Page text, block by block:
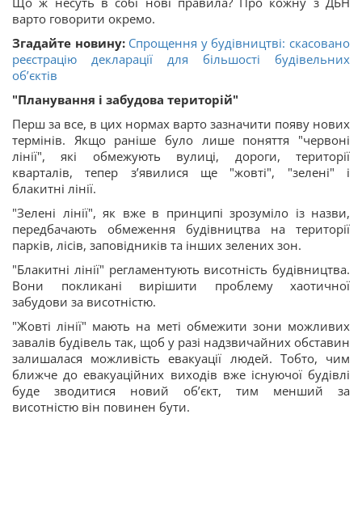
варто говорити окремо.
Згадайте новину: Спрощення у будівництві: скасовано
реєстрацію декларації для більшості будівельних
об’єктів
"Планування і забудова територій"
Перш за все, в цих нормах варто зазначити появу нових
термінів. Якщо раніше було лише поняття "червоні
лінії", які обмежують вулиці, дороги, території
кварталів, тепер з’явилися ще "жовті", "зелені" і
блакитні лінії.
"Зелені лінії", як вже в принципі зрозуміло із назви,
передбачають обмеження будівництва на території
парків, лісів, заповідників та інших зелених зон.
"Блакитні лінії" регламентують висотність будівництва.
Вони покликані вирішити проблему хаотичної
забудови за висотністю.
"Жовті лінії" мають на меті обмежити зони можливих
завалів будівель так, щоб у разі надзвичайних обставин
залишалася можливість евакуації людей. Тобто, чим
ближче до евакуаційних виходів вже існуючої будівлі
буде зводитися новий об’єкт, тим менший за
висотністю він повинен бути.